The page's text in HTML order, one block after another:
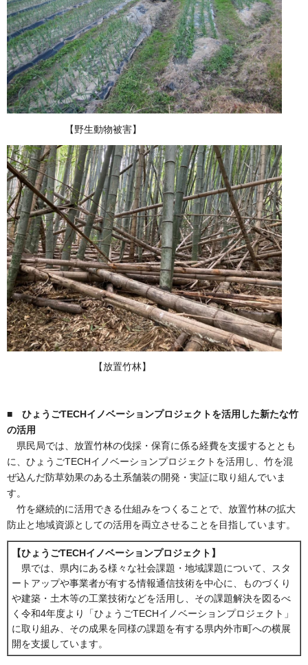
【野生動物被害】
【放置竹林】
■ ひょうごTECHイノベーションプロジェクトを活用した新たな竹
の活用
県民局では、放置竹林の伐採・保育に係る経費を支援するととも
に、ひょうごTECHイノベーションプロジェクトを活用し、竹を混
ぜ込んだ防草効果のある土系舗装の開発・実証に取り組んでいま
す。
竹を継続的に活用できる仕組みをつくることで、放置竹林の拡大
防止と地域資源としての活用を両立させることを目指しています。
【ひょうごTECHイノベーションプロジェクト】
県では、県内にある様々な社会課題・地域課題について、スタ
ートアップや事業者が有する情報通信技術を中心に、ものづくり
や建築・土木等の工業技術などを活用し、その課題解決を図るべ
く令和4年度より「ひょうごTECHイノベーションプロジェクト」
に取り組み、その成果を同様の課題を有する県内外市町への横展
開を支援しています。